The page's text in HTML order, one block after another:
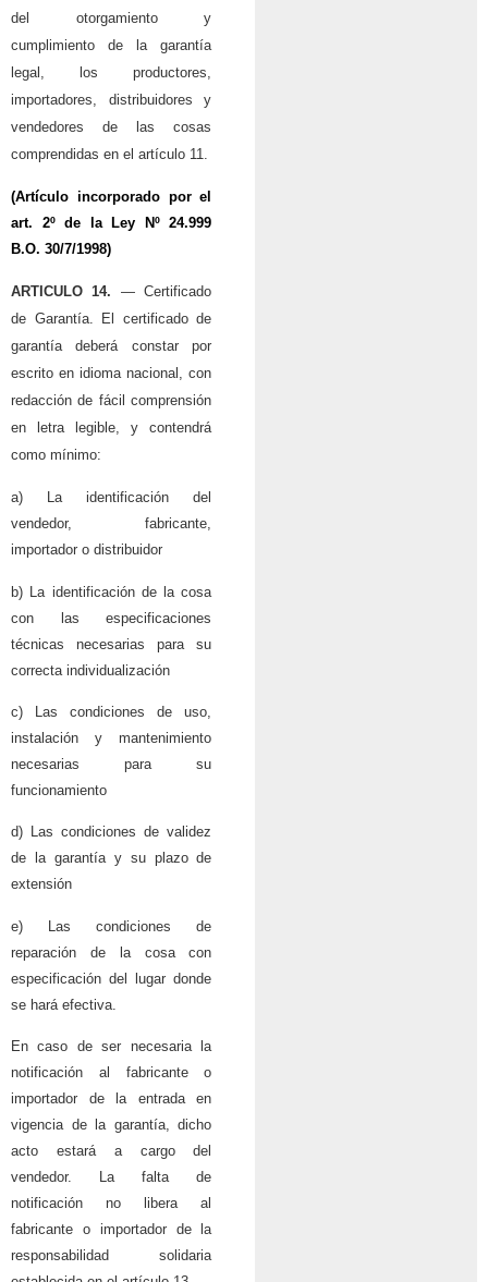
del otorgamiento y
cumplimiento de la garantía
legal, los productores,
importadores, distribuidores y
vendedores de las cosas
comprendidas en el artículo 11.
(Artículo incorporado por el
art. 2º de la Ley Nº 24.999
B.O. 30/7/1998)
ARTICULO 14. — Certificado
de Garantía. El certificado de
garantía deberá constar por
escrito en idioma nacional, con
redacción de fácil comprensión
en letra legible, y contendrá
como mínimo:
a) La identificación del
vendedor, fabricante,
importador o distribuidor
b) La identificación de la cosa
con las especificaciones
técnicas necesarias para su
correcta individualización
c) Las condiciones de uso,
instalación y mantenimiento
necesarias para su
funcionamiento
d) Las condiciones de validez
de la garantía y su plazo de
extensión
e) Las condiciones de
reparación de la cosa con
especificación del lugar donde
se hará efectiva.
En caso de ser necesaria la
notificación al fabricante o
importador de la entrada en
vigencia de la garantía, dicho
acto estará a cargo del
vendedor. La falta de
notificación no libera al
fabricante o importador de la
responsabilidad solidaria